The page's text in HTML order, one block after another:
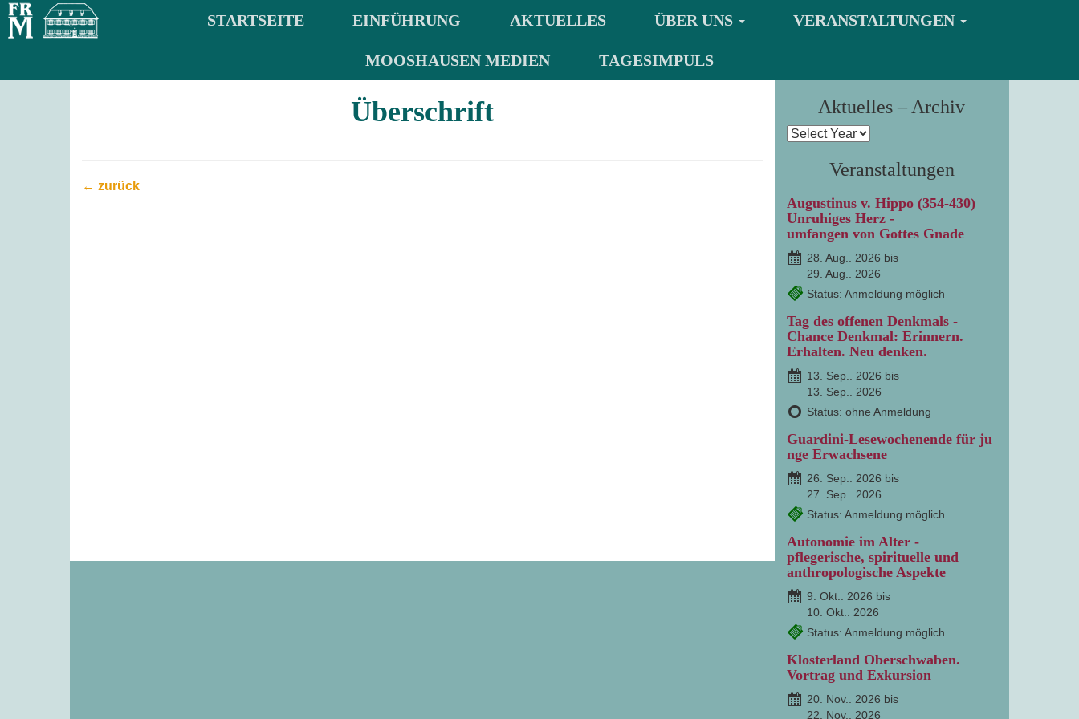
STARTSEITE EINFÜHRUNG AKTUELLES ÜBER UNS VERANSTALTUNGEN
MOOSHAUSEN MEDIEN TAGESIMPULS
Überschrift
← zurück
Aktuelles – Archiv
Veranstaltungen
Augustinus v. Hippo (354-430)
Unruhiges Herz -
umfangen von Gottes Gnade
28. Aug.. 2026 bis
29. Aug.. 2026
Status: Anmeldung möglich
Tag des offenen Denkmals -
Chance Denkmal: Erinnern.
Erhalten. Neu denken.
13. Sep.. 2026 bis
13. Sep.. 2026
Status: ohne Anmeldung
Guardini-Lesewochenende für ju
nge Erwachsene
26. Sep.. 2026 bis
27. Sep.. 2026
Status: Anmeldung möglich
Autonomie im Alter -
pflegerische, spirituelle und
anthropologische Aspekte
9. Okt.. 2026 bis
10. Okt.. 2026
Status: Anmeldung möglich
Klosterland Oberschwaben.
Vortrag und Exkursion
20. Nov.. 2026 bis
22. Nov.. 2026